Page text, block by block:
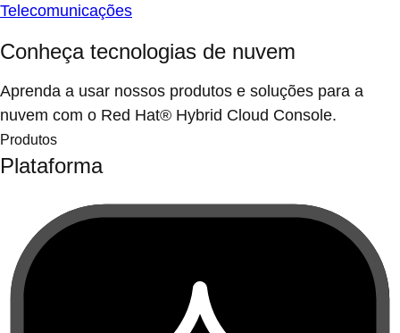
Telecomunicações
Conheça tecnologias de nuvem
Aprenda a usar nossos produtos e soluções para a
nuvem com o Red Hat® Hybrid Cloud Console.
Produtos
Plataforma